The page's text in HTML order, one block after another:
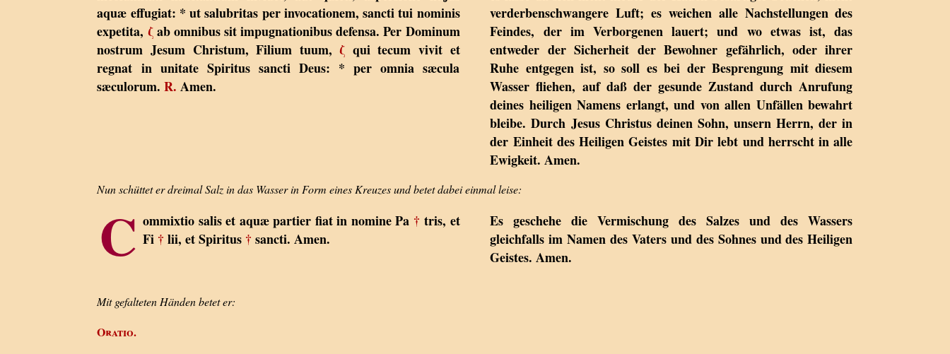
aquæ effugiat: * ut salubritas per invocationem, sancti tui nominis
expetita, ζab omnibus sit impugnationibus defensa. Per Dominum
nostrum Jesum Christum, Filium tuum,ζ qui tecum vivit et
regnat in unitate Spiritus sancti Deus: * per omnia sæcula
sæculorum.R. Amen.
verderbenschwangere Luft; es weichen alle Nachstellungen des
Feindes, der im Verborgenen lauert; und wo etwas ist, das
entweder der Sicherheit der Bewohner gefährlich, oder ihrer
Ruhe entgegen ist, so soll es bei der Besprengung mit diesem
Wasser fliehen, auf daß der gesunde Zustand durch Anrufung
deines heiligen Namens erlangt, und von allen Unfällen bewahrt
bleibe. Durch Jesus Christus deinen Sohn, unsern Herrn, der in
der Einheit des Heiligen Geistes mit Dir lebt und herrscht in alle
Ewigkeit. Amen.
Nun schüttet er dreimal Salz in das Wasser in Form eines Kreuzes und betet dabei einmal leise:
C ommixtio salis et aquæ partier fiat in nomine Pa † tris, et
Fi † lii, et Spiritus † sancti. Amen.
Es geschehe die Vermischung des Salzes und des Wassers
gleichfalls im Namen des Vaters und des Sohnes und des Heiligen
Geistes. Amen.
Mit gefalteten Händen betet er:
Oratio.